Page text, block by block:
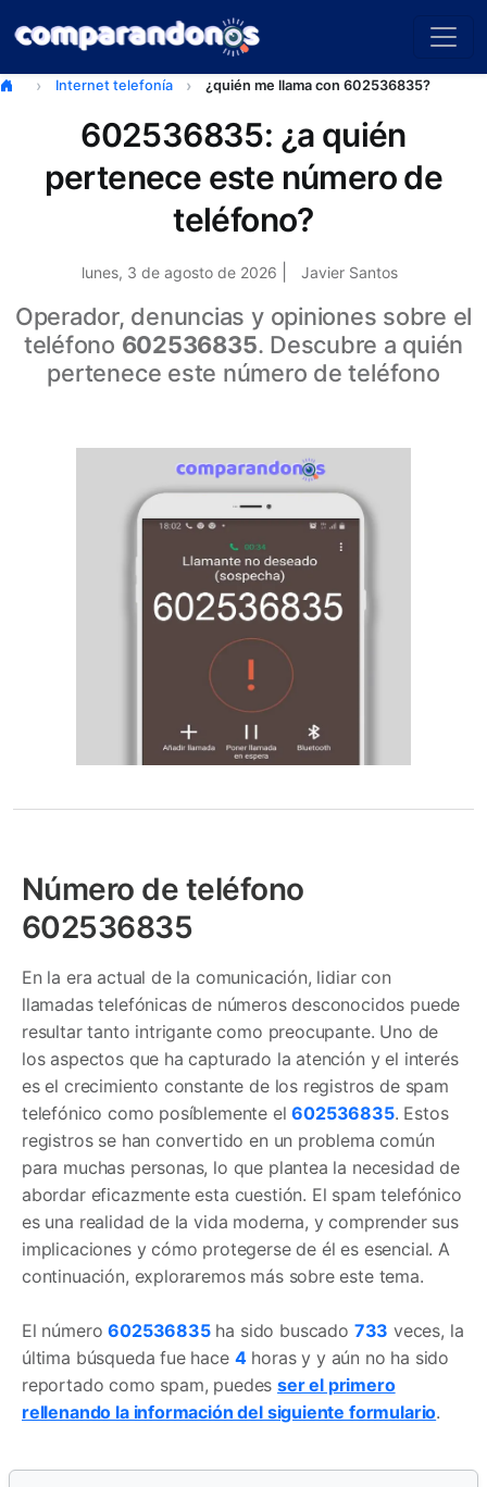
Internet telefonía ¿quién me llama con 602536835?
602536835: ¿a quién
pertenece este número de
teléfono?
lunes, 3 de agosto de 2026 Javier Santos
Operador, denuncias y opiniones sobre el
teléfono 602536835. Descubre a quién
pertenece este número de teléfono
Número de teléfono
602536835
En la era actual de la comunicación, lidiar con
llamadas telefónicas de números desconocidos puede
resultar tanto intrigante como preocupante. Uno de
los aspectos que ha capturado la atención y el interés
es el crecimiento constante de los registros de spam
telefónico como posíblemente el602536835. Estos
registros se han convertido en un problema común
para muchas personas, lo que plantea la necesidad de
abordar eficazmente esta cuestión. El spam telefónico
es una realidad de la vida moderna, y comprender sus
implicaciones y cómo protegerse de él es esencial. A
continuación, exploraremos más sobre este tema.
El número602536835ha sido buscado 733 veces, la
última búsqueda fue hace 4horas y y aún no ha sido
reportado como spam, puedesser el primero
rellenando la información del siguiente formulario.